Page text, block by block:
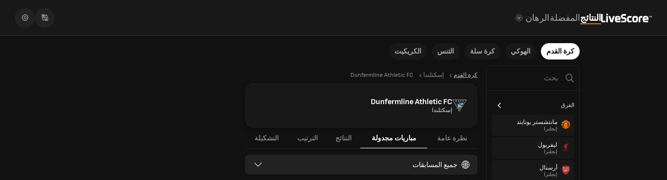
النتائجالمفضلةالرهان
كرة القدم الهوكي كرة سلة التنس الكريكيت
الفرق
مانتشستر يونايتد
إنجلترا
ليفربول
إنجلترا
أرسنال
إنجلترا
كرة القدم إسكتلندا Dunfermline Athletic FC
Dunfermline Athletic FC
إسكتلندا
نظرة عامة مباريات مجدولة النتائج الترتيب التشكيلة
جميع المسابقات